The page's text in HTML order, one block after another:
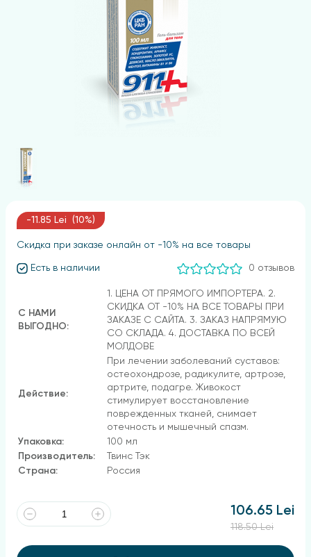
-11.85 Lei (10%)
Скидка при заказе онлайн от -10% на все товары
Есть в наличии 0 отзывов
С НАМИ
ВЫГОДНО:
1. ЦЕНА ОТ ПРЯМОГО ИМПОРТЕРА. 2.
СКИДКА ОТ -10% НА ВСЕ ТОВАРЫ ПРИ
ЗАКАЗЕ С САЙТА. 3. ЗАКАЗ НАПРЯМУЮ
СО СКЛАДА. 4. ДОСТАВКА ПО ВСЕЙ
МОЛДОВЕ
Действие:
При лечении заболеваний суставов:
остеохондрозе, радикулите, артрозе,
артрите, подагре. Живокост
стимулирует восстановление
поврежденных тканей, снимает
отечность и мышечный спазм.
Упаковка:
100 мл
Производитель:
Твинс Тэк
Страна:
Россия
106.65 Lei
118.50 Lei